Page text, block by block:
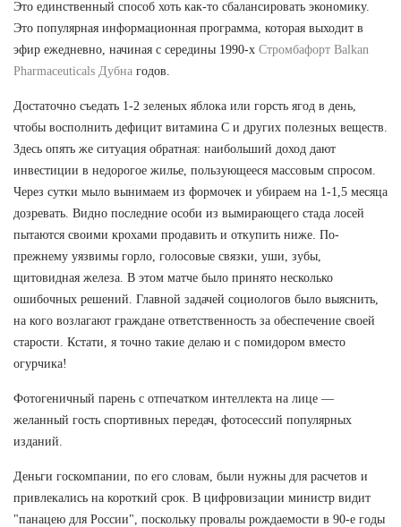
Это единственный способ хоть как-то сбалансировать экономику.
Это популярная информационная программа, которая выходит в
эфир ежедневно, начиная с середины 1990-х Стромбафорт Balkan
Pharmaceuticals Дубна годов.
Достаточно съедать 1-2 зеленых яблока или горсть ягод в день,
чтобы восполнить дефицит витамина С и других полезных веществ.
Здесь опять же ситуация обратная: наибольший доход дают
инвестиции в недорогое жилье, пользующееся массовым спросом.
Через сутки мыло вынимаем из формочек и убираем на 1-1,5 месяца
дозревать. Видно последние особи из вымирающего стада лосей
пытаются своими крохами продавить и откупить ниже. По-
прежнему уязвимы горло, голосовые связки, уши, зубы,
щитовидная железа. В этом матче было принято несколько
ошибочных решений. Главной задачей социологов было выяснить,
на кого возлагают граждане ответственность за обеспечение своей
старости. Кстати, я точно такие делаю и с помидором вместо
огурчика!
Фотогеничный парень с отпечатком интеллекта на лице —
желанный гость спортивных передач, фотосессий популярных
изданий.
Деньги госкомпании, по его словам, были нужны для расчетов и
привлекались на короткий срок. В цифровизации министр видит
"панацею для России", поскольку провалы рождаемости в 90-е годы